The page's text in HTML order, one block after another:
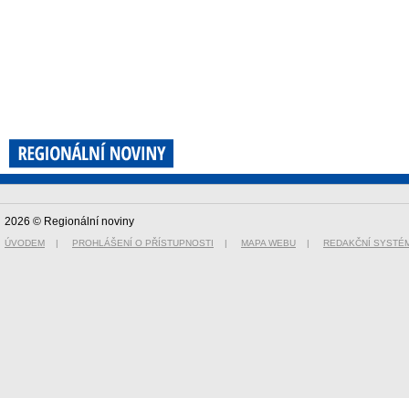
2026 © Regionální noviny
ÚVODEM | PROHLÁŠENÍ O PŘÍSTUPNOSTI | MAPA WEBU | REDAKČNÍ